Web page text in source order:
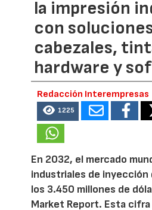
la impresión
con
cabezales,
hardware y
Redacción Interempresas
1225
En 2032, el mercado
industriales de
los 3.450 millones de
Market Report. Esta cifra